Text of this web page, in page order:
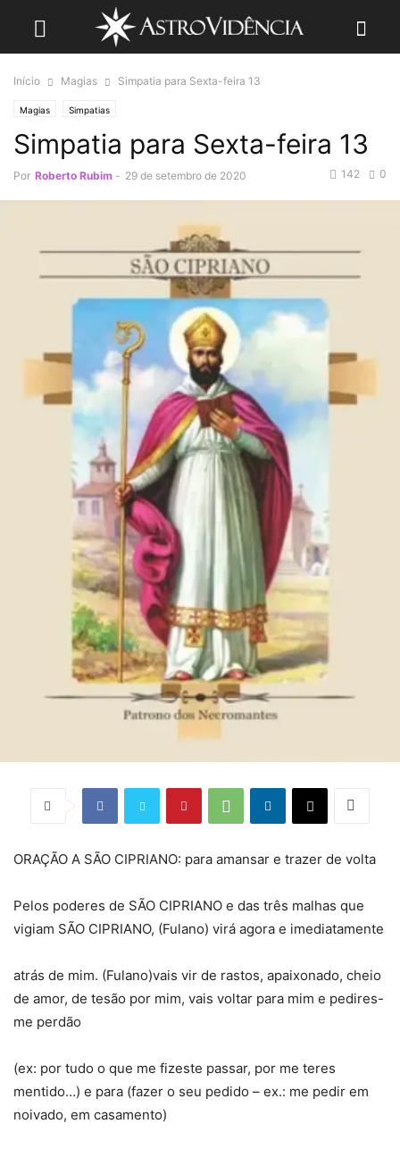
Início Magias Simpatia para Sexta-feira 13
Magias Simpatias
Simpatia para Sexta-feira 13
Por Roberto Rubim - 29 de setembro de 2020 0
142
ORAÇÃO A SÃO CIPRIANO: para amansar e trazer de volta
Pelos poderes de SÃO CIPRIANO e das três malhas que
vigiam SÃO CIPRIANO, (Fulano) virá agora e imediatamente
atrás de mim. (Fulano)vais vir de rastos, apaixonado, cheio
de amor, de tesão por mim, vais voltar para mim e pedires-
me perdão
(ex: por tudo o que me fizeste passar, por me teres
mentido…) e para (fazer o seu pedido – ex.: me pedir em
noivado, em casamento)